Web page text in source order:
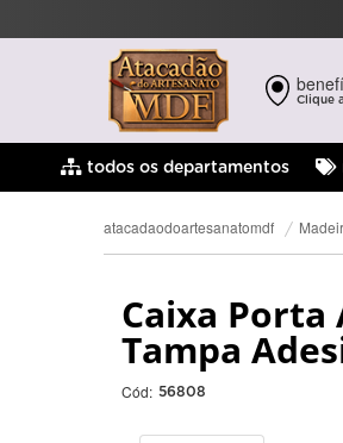
Clique
todos os departamentos
atacadaodoartesanatomdf
Caixa Porta
Tampa
Cód: 56808